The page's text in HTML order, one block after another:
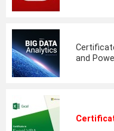
and